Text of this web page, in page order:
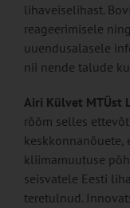
lihaveiselihast.
reageerimisele
uuendusalasele
nii nende talude
Airi Külvet MTÜst
rõõm selles
kliimamuutuse
seisvatele Eesti
teretulnud.